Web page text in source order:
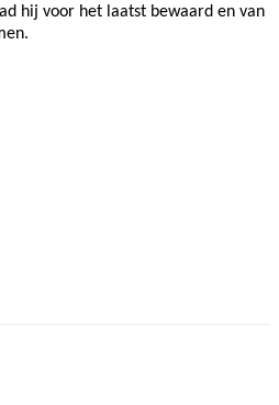
hij voor het laatst bewaard en van